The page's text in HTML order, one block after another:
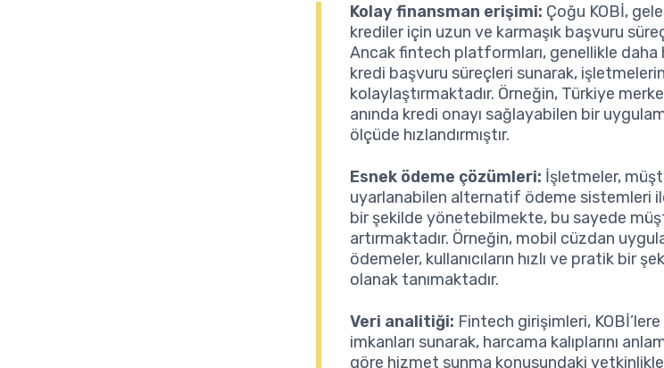
Kolay finansman erişimi: Çoğu KOBİ,
krediler için uzun ve karmaşık başvuru
Ancak fintech platformları, genellikle daha
kredi başvuru süreçleri sunarak,
kolaylaştırmaktadır. Örneğin, Türkiye
anında kredi onayı sağlayabilen bir
ölçüde hızlandırmıştır.
Esnek ödeme çözümleri: İşletmeler,
uyarlanabilen alternatif ödeme sistemleri
bir şekilde yönetebilmekte, bu sayede
artırmaktadır. Örneğin, mobil cüzdan
ödemeler, kullanıcıların hızlı ve pratik bir
olanak tanımaktadır.
Veri analitiği: Fintech girişimleri,
imkanları sunarak, harcama kalıplarını
göre hizmet sunma konusundaki